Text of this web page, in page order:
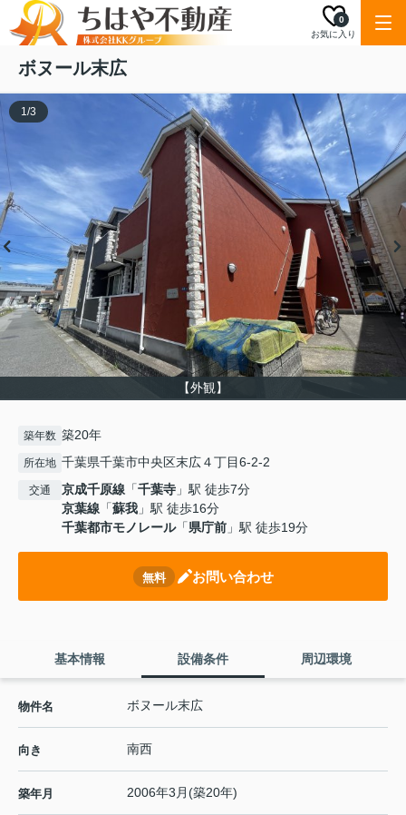
お気に入り
0
ボヌール末広
【外観】
1/3
築年数 築20年
所在地 千葉県千葉市中央区末広４丁目6-2-2
交通 京成千原線 「千葉寺 」駅 徒歩7分
京葉線 「蘇我 」駅 徒歩16分
千葉都市モノレール「県庁前 」駅 徒歩19分
無料 お問い合わせ
基本情報 設備条件 周辺環境
物件名 ボヌール末広
向き 南西
築年月 2006年3月(築20年)